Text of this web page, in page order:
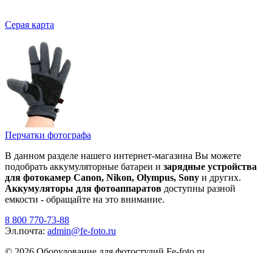
Серая карта
Перчатки фотографа
В данном разделе нашего интернет-магазина Вы можете
подобрать аккумуляторные батареи и зарядные устройства
для фотокамер Canon, Nikon, Olympus, Sony и других.
Аккумуляторы для фотоаппаратов доступны разной
емкости - обращайте на это внимание.
8 800 770-73-88
Эл.почта: admin@fe-foto.ru